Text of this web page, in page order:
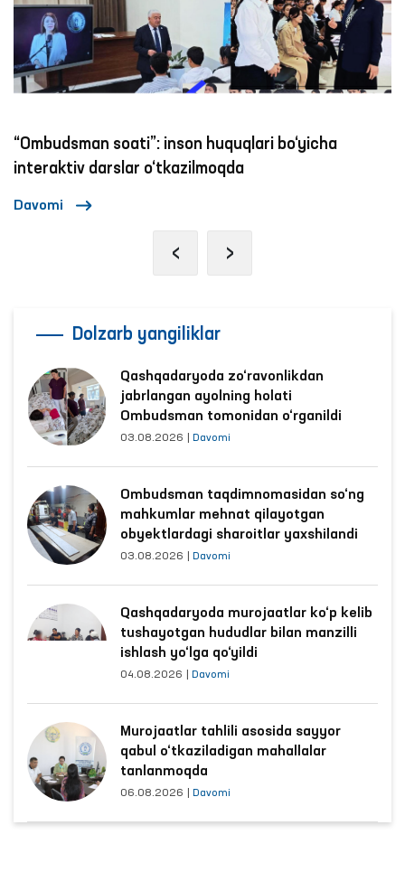
“Ombudsman soati”: inson huquqlari bo‘yicha
interaktiv darslar o‘tkazilmoqda
Davomi
‹ ›
Dolzarb yangiliklar
Qashqadaryoda zo‘ravonlikdan
jabrlangan ayolning holati
Ombudsman tomonidan o‘rganildi
03.08.2026 Davomi
Ombudsman taqdimnomasidan so‘ng
mahkumlar mehnat qilayotgan
obyektlardagi sharoitlar yaxshilandi
03.08.2026 Davomi
Qashqadaryoda murojaatlar ko‘p kelib
tushayotgan hududlar bilan manzilli
ishlash yo‘lga qo‘yildi
04.08.2026 Davomi
Murojaatlar tahlili asosida sayyor
qabul o‘tkaziladigan mahallalar
tanlanmoqda
06.08.2026 Davomi